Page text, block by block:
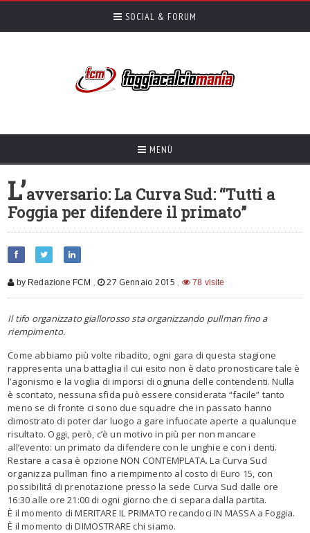
SOCIAL & FORUM
MENÙ
L’avversario: La Curva Sud: “Tutti a
Foggia per difendere il primato”
by Redazione FCM , 27 Gennaio 2015 , 78 visite
Il tifo organizzato giallorosso sta organizzando pullman fino a
riempimento.
Come abbiamo più volte ribadito, ogni gara di questa stagione
rappresenta una battaglia il cui esito non è dato pronosticare tale è
l’agonismo e la voglia di imporsi di ognuna delle contendenti. Nulla
è scontato, nessuna sfida può essere considerata “facile” tanto
meno se di fronte ci sono due squadre che in passato hanno
dimostrato di poter dar luogo a gare infuocate aperte a qualunque
risultato. Oggi, però, c’è un motivo in più per non mancare
all’evento: un primato da difendere con le unghie e con i denti.
Restare a casa è opzione NON CONTEMPLATA. La Curva Sud
organizza pullman fino a riempimento al costo di Euro 15, con
possibilitá di prenotazione presso la sede Curva Sud dalle ore
16:30 alle ore 21:00 di ogni giorno che ci separa dalla partita.
È il momento di MERITARE IL PRIMATO recandoci IN MASSA a Foggia.
È il momento di DIMOSTRARE chi siamo.